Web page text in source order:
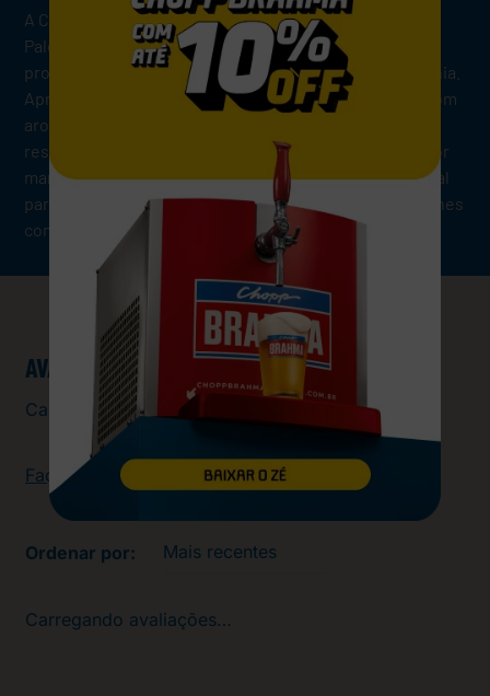
A Cerveja Patagonia IPA Long Neck 355 ml é uma India
Pale Ale argentina com 5,8% de teor alcoólico e 40 IBU,
produzida com lúpulos cultivados na região da Patagônia.
Apresenta coloração acobreada, límpida e brilhante, com
aroma intenso e frutado, destacando notas cítricas,
resinosas e herbais. Seu sabor é lupulado, com amargor
marcante e duradouro, e corpo leve e refrescante. Ideal
para acompanhar queijos fortes, pratos picantes e carnes
com gordura.
AVALIAÇÕES
Carregando…
Faça login para escrever uma avaliação.
Mais recentes
Carregando avaliações…